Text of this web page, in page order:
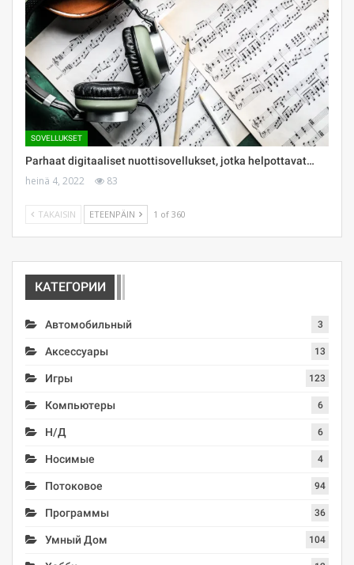
SOVELLUKSET
Parhaat digitaaliset nuottisovellukset, jotka helpottavat…
heinä 4, 2022 83
TAKAISIN ETEENPÄIN 1 of 360
КАТЕГОРИИ
Автомобильный 3
Аксессуары 13
Игры 123
Компьютеры 6
Н/Д 6
Носимые 4
Потоковое 94
Программы 36
Умный Дом 104